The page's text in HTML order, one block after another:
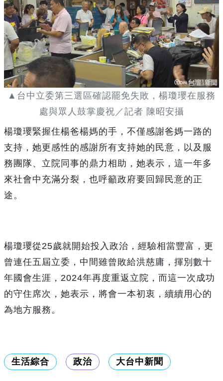
▲台中立委第三選區確認罷免失敗，楊瓊瓔在服務
處與眾人鼓掌慶祝／記者 陳昭安攝
楊瓊瓔緊握住楊爸楊媽的手，不僅感謝爸媽一路的
支持，她更感性的感謝所有支持她的民意，以及服
務團隊、立院同事的鼎力相助，她表示，這一年多
來社會中充滿分裂，也呼籲政府要回歸民意的正
途。
楊瓊瓔從25歲就開始投入政治，經驗相當豐富，更
曾連任五屆立委，中間雖曾敗給洪慈庸，揮別數十
年國會生涯，2024年再度重返立院，而這一次成功
的守住席次，她表示，將會一本初衷，續續用心的
為地方服務。
生活綜合 政治 大台中新聞